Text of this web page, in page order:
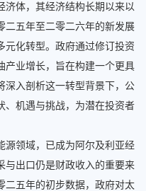
体，其经济结构长期以来以
二五年至二零二六年的新发展
元化转型。政府通过修订投资
产业增长，旨在构建一个更具
深入剖析这一转型背景下，公
、机遇与挑战，为潜在投资者
领域，已成为阿尔及利亚经
与出口仍是财政收入的重要来
二五年的初步数据，政府对太